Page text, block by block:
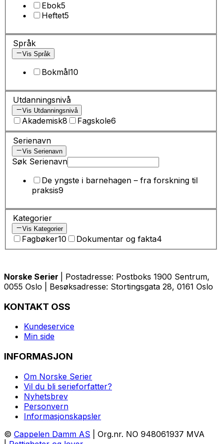
Ebok5
Heftet5
Språk
Vis Språk
Bokmål10
Utdanningsnivå
Vis Utdanningsnivå
Akademisk8 Fagskole6
Serienavn
Vis Serienavn
Søk Serienavn
De yngste i barnehagen – fra forskning til
praksis9
Kategorier
Vis Kategorier
Fagbøker10 Dokumentar og fakta4
Norske Serier
| Postadresse: Postboks 1900 Sentrum,
0055 Oslo | Besøksadresse: Stortingsgata 28, 0161 Oslo
KONTAKT OSS
Kundeservice
Min side
INFORMASJON
Om Norske Serier
Vil du bli serieforfatter?
Nyhetsbrev
Personvern
Informasjonskapsler
© Cappelen Damm AS | Org.nr. NO 948061937 MVA